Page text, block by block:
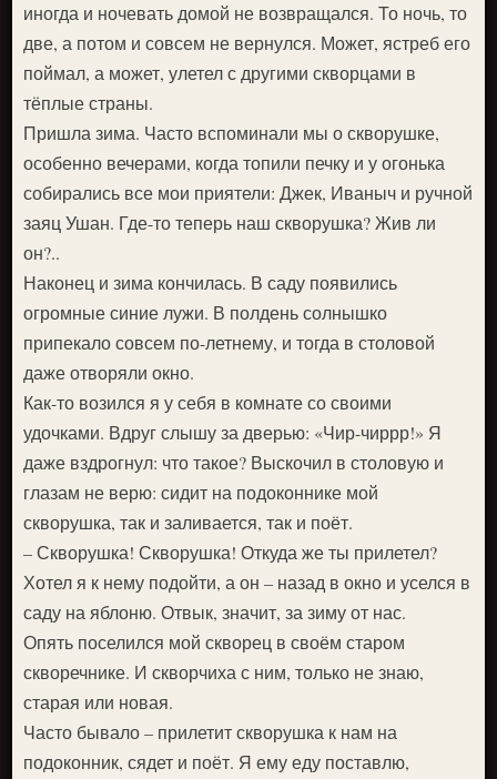
иногда и ночевать домой не возвращался. То ночь, то
две, а потом и совсем не вернулся. Может, ястреб его
поймал, а может, улетел с другими скворцами в
тёплые страны.
Пришла зима. Часто вспоминали мы о скворушке,
особенно вечерами, когда топили печку и у огонька
собирались все мои приятели: Джек, Иваныч и ручной
заяц Ушан. Где-то теперь наш скворушка? Жив ли
он?..
Наконец и зима кончилась. В саду появились
огромные синие лужи. В полдень солнышко
припекало совсем по-летнему, и тогда в столовой
даже отворяли окно.
Как-то возился я у себя в комнате со своими
удочками. Вдруг слышу за дверью: «Чир-чиррр!» Я
даже вздрогнул: что такое? Выскочил в столовую и
глазам не верю: сидит на подоконнике мой
скворушка, так и заливается, так и поёт.
– Скворушка! Скворушка! Откуда же ты прилетел?
Хотел я к нему подойти, а он – назад в окно и уселся в
саду на яблоню. Отвык, значит, за зиму от нас.
Опять поселился мой скворец в своём старом
скворечнике. И скворчиха с ним, только не знаю,
старая или новая.
Часто бывало – прилетит скворушка к нам на
подоконник, сядет и поёт. Я ему еду поставлю,